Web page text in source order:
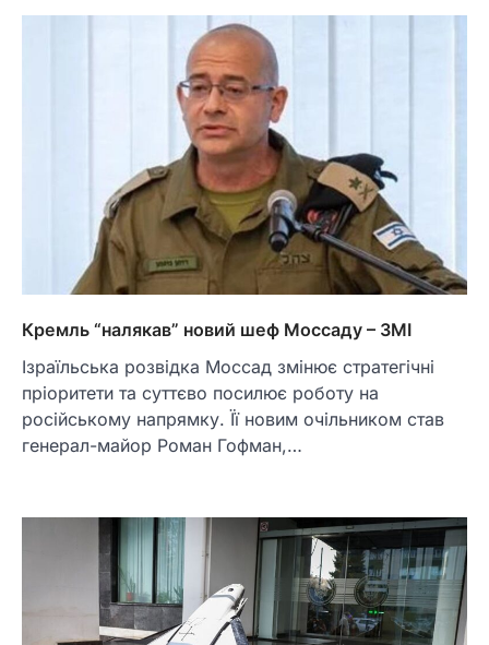
Кремль “налякав” новий шеф Моссаду – ЗМІ
Ізраїльська розвідка Моссад змінює стратегічні
пріоритети та суттєво посилює роботу на
російському напрямку. Її новим очільником став
генерал-майор Роман Гофман,…